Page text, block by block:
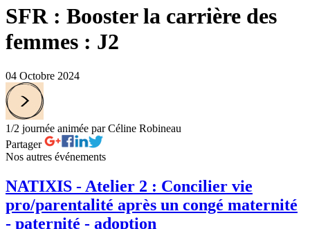
SFR : Booster la carrière des
femmes : J2
04 Octobre 2024
1/2 journée animée par Céline Robineau
Partager
Nos autres événements
NATIXIS - Atelier 2 : Concilier vie
pro/parentalité après un congé maternité
- paternité - adoption